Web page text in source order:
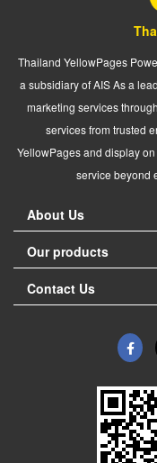
Thailand YellowPages
a subsidiary of AIS As a
marketing services
services from trusted
YellowPages and display
service beyond
About Us
Our products
Contact Us